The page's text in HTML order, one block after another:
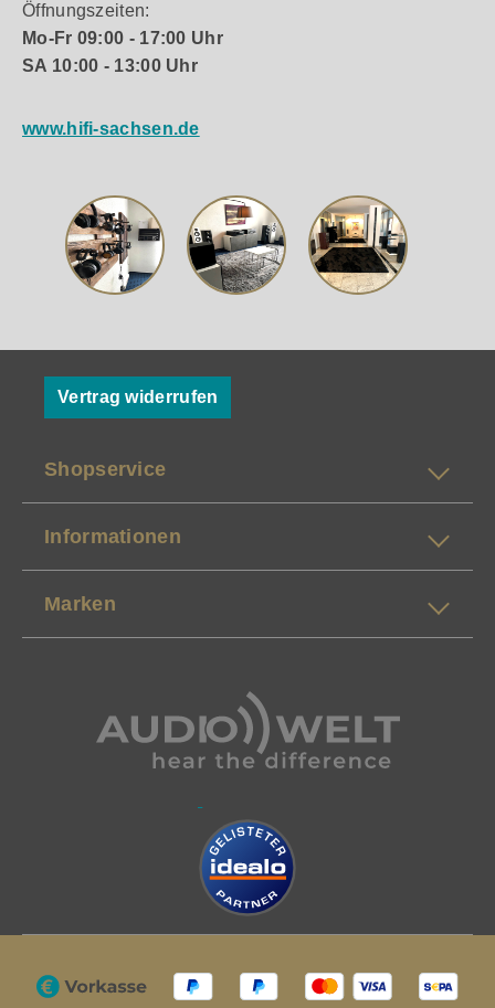
Öffnungszeiten:
Mo-Fr 09:00 - 17:00 Uhr
SA 10:00 - 13:00 Uhr
www.hifi-sachsen.de
Vertrag widerrufen
Shopservice
Informationen
Marken